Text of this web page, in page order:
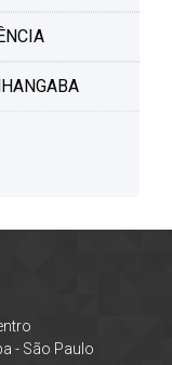
- São Paulo